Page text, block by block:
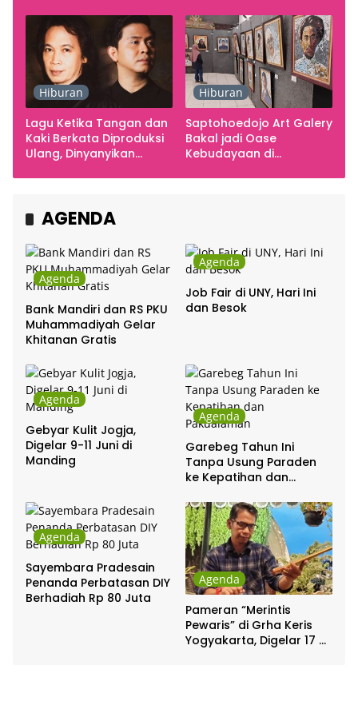
Hiburan
Lagu Ketika Tangan dan
Kaki Berkata Diproduksi
Ulang, Dinyanyikan
Hiburan
Saptohoedojo Art Galery
Bakal jadi Oase
Kebudayaan di
AGENDA
Agenda
Bank Mandiri dan RS PKU
Muhammadiyah Gelar
Khitanan Gratis
Agenda
Job Fair di UNY, Hari Ini
dan Besok
Agenda
Gebyar Kulit Jogja,
Digelar 9-11 Juni di
Manding
Agenda
Garebeg Tahun Ini
Tanpa Usung Paraden
ke Kepatihan dan
Agenda
Sayembara Pradesain
Penanda Perbatasan DIY
Berhadiah Rp 80 Juta
Agenda
Pameran “Merintis
Pewaris” di Grha Keris
Yogyakarta, Digelar 17 –